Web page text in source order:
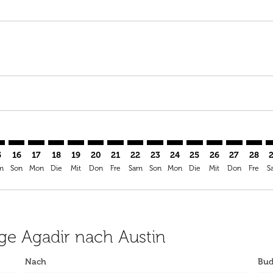
16
Son
17
Mon
18
Die
19
Mit
AGA–AUS: cmp-view-offers-disclaimer.
20
Don
AGA–AUS: cmp-view-offers-
21
Fre
AGA–AUS: cmp-view-offers-
22
Sam
AGA–AUS: cmp-view-
23
Son
AGA–AUS: cmp-view-
24
Mon
AGA–AUS: cmp-
25
Die
AGA–AUS:
26
Mit
27
Don
28
Fre
Agadir nach Austin
Nach